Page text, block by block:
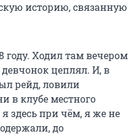
историю, связанную
году. Ходил там вечером
цеплял. И, в
рейд, ловили
в клубе местного
здесь при чём, я же не
до